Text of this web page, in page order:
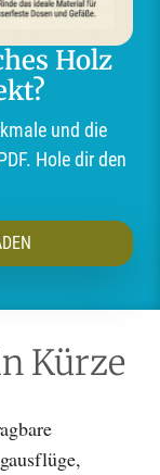
Holz
und die
Hole dir den
Kürze